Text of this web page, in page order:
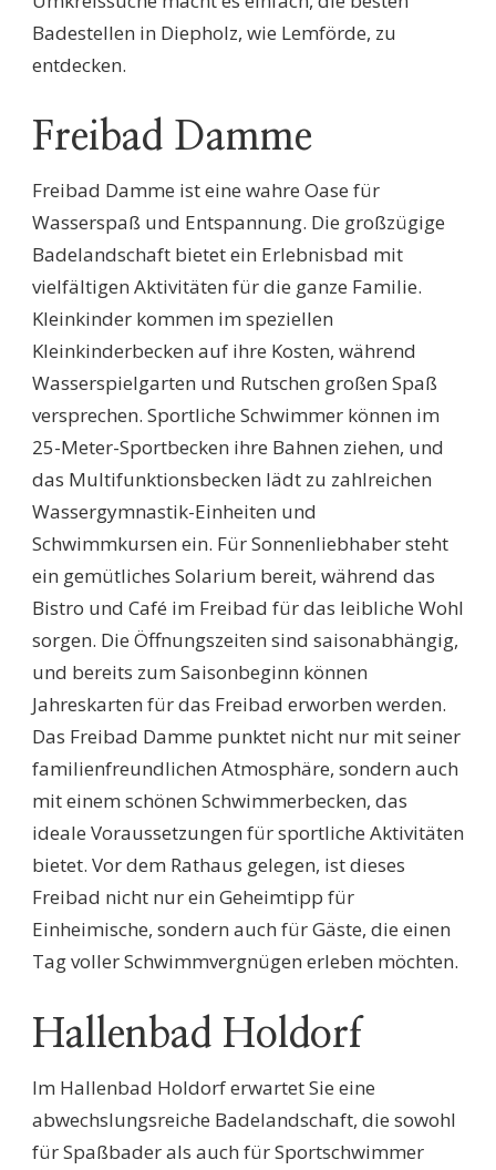
Badestellen in Diepholz, wie Lemförde, zu
entdecken.
Freibad Damme
Freibad Damme ist eine wahre Oase für
Wasserspaß und Entspannung. Die großzügige
Badelandschaft bietet ein Erlebnisbad mit
vielfältigen Aktivitäten für die ganze Familie.
Kleinkinder kommen im speziellen
Kleinkinderbecken auf ihre Kosten, während
Wasserspielgarten und Rutschen großen Spaß
versprechen. Sportliche Schwimmer können im
25-Meter-Sportbecken ihre Bahnen ziehen, und
das Multifunktionsbecken lädt zu zahlreichen
Wassergymnastik-Einheiten und
Schwimmkursen ein. Für Sonnenliebhaber steht
ein gemütliches Solarium bereit, während das
Bistro und Café im Freibad für das leibliche Wohl
sorgen. Die Öffnungszeiten sind saisonabhängig,
und bereits zum Saisonbeginn können
Jahreskarten für das Freibad erworben werden.
Das Freibad Damme punktet nicht nur mit seiner
familienfreundlichen Atmosphäre, sondern auch
mit einem schönen Schwimmerbecken, das
ideale Voraussetzungen für sportliche Aktivitäten
bietet. Vor dem Rathaus gelegen, ist dieses
Freibad nicht nur ein Geheimtipp für
Einheimische, sondern auch für Gäste, die einen
Tag voller Schwimmvergnügen erleben möchten.
Hallenbad Holdorf
Im Hallenbad Holdorf erwartet Sie eine
abwechslungsreiche Badelandschaft, die sowohl
für Spaßbader als auch für Sportschwimmer